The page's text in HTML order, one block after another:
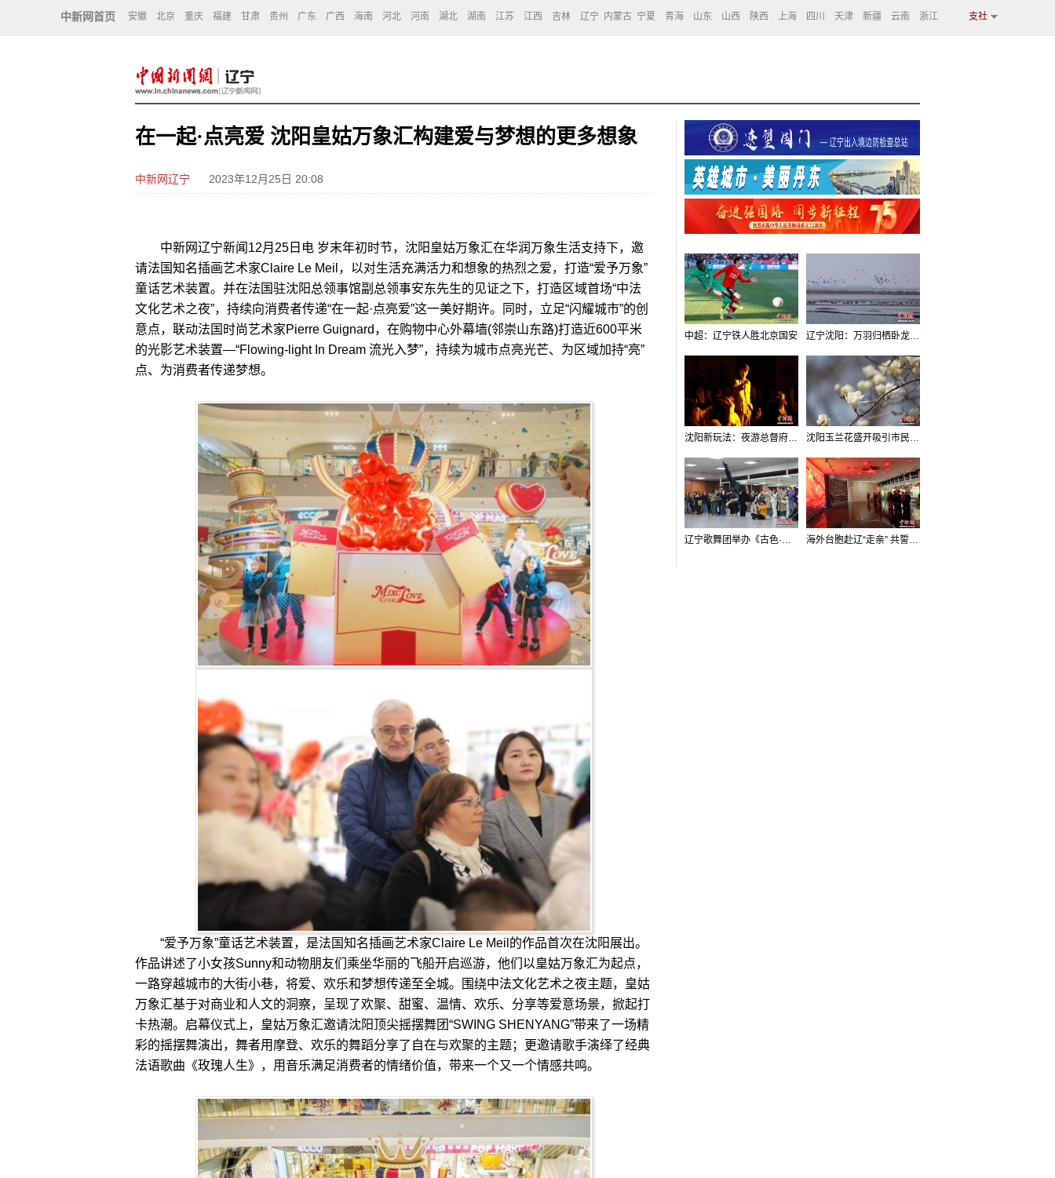
中新网首页 安徽 北京 重庆 福建 甘肃 贵州 广东 广西 海南 河北 河南 湖北 湖南 江苏 江西 吉林 辽宁 内蒙古 宁夏 青海 山东 山西 陕西 上海 四川 天津 新疆 云南 浙江 支社
在一起·点亮爱 沈阳皇姑万象汇构建爱与梦想的更多想象
中新网辽宁 2023年12月25日 20:08
中新网辽宁新闻12月25日电 岁末年初时节，沈阳皇姑万象汇在华润万象生活支持下，邀
请法国知名插画艺术家Claire Le Meil，以对生活充满活力和想象的热烈之爱，打造“爱予万象”
童话艺术装置。并在法国驻沈阳总领事馆副总领事安东先生的见证之下，打造区域首场“中法
文化艺术之夜”，持续向消费者传递“在一起·点亮爱”这一美好期许。同时，立足“闪耀城市”的创
意点，联动法国时尚艺术家Pierre Guignard，在购物中心外幕墙(邻崇山东路)打造近600平米
的光影艺术装置—“Flowing-light In Dream 流光入梦”，持续为城市点亮光芒、为区域加持“亮”
点、为消费者传递梦想。
“爱予万象”童话艺术装置，是法国知名插画艺术家Claire Le Meil的作品首次在沈阳展出。
作品讲述了小女孩Sunny和动物朋友们乘坐华丽的飞船开启巡游，他们以皇姑万象汇为起点，
一路穿越城市的大街小巷，将爱、欢乐和梦想传递至全城。围绕中法文化艺术之夜主题，皇姑
万象汇基于对商业和人文的洞察，呈现了欢聚、甜蜜、温情、欢乐、分享等爱意场景，掀起打
卡热潮。启幕仪式上，皇姑万象汇邀请沈阳顶尖摇摆舞团“SWING SHENYANG”带来了一场精
彩的摇摆舞演出，舞者用摩登、欢乐的舞蹈分享了自在与欢聚的主题；更邀请歌手演绎了经典
法语歌曲《玫瑰人生》，用音乐满足消费者的情绪价值，带来一个又一个情感共鸣。
中超：辽宁铁人胜北京国安 辽宁沈阳：万羽归栖卧龙湖看群鸟齐飞
沈阳新玩法：夜游总督府，当一回“赴宴者” 沈阳玉兰花盛开吸引市民打卡
辽宁歌舞团举办《古色·国宝辽宁》排练开放日活动 海外台胞赴辽“走亲” 共誓“和平初心”